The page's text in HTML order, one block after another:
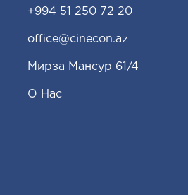
+994 51 250 72 20
office@cinecon.az
Мирза Мансур 61/4
О Нас